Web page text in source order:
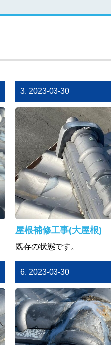
3. 2023-03-30
屋根補修工事(大屋根)
既存の状態です。
6. 2023-03-30